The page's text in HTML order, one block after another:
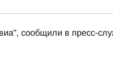
сообщили в пресс-